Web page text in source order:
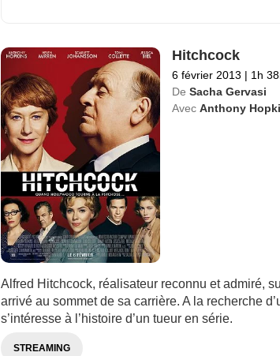
Hitchcock
6 février 2013 | 1h
De Sacha Gervasi
Avec Anthony
Alfred Hitchcock, réalisateur reconnu et admiré,
arrivé au sommet de sa carrière. A la recherche
s’intéresse à l’histoire d’un tueur en série.
STREAMING